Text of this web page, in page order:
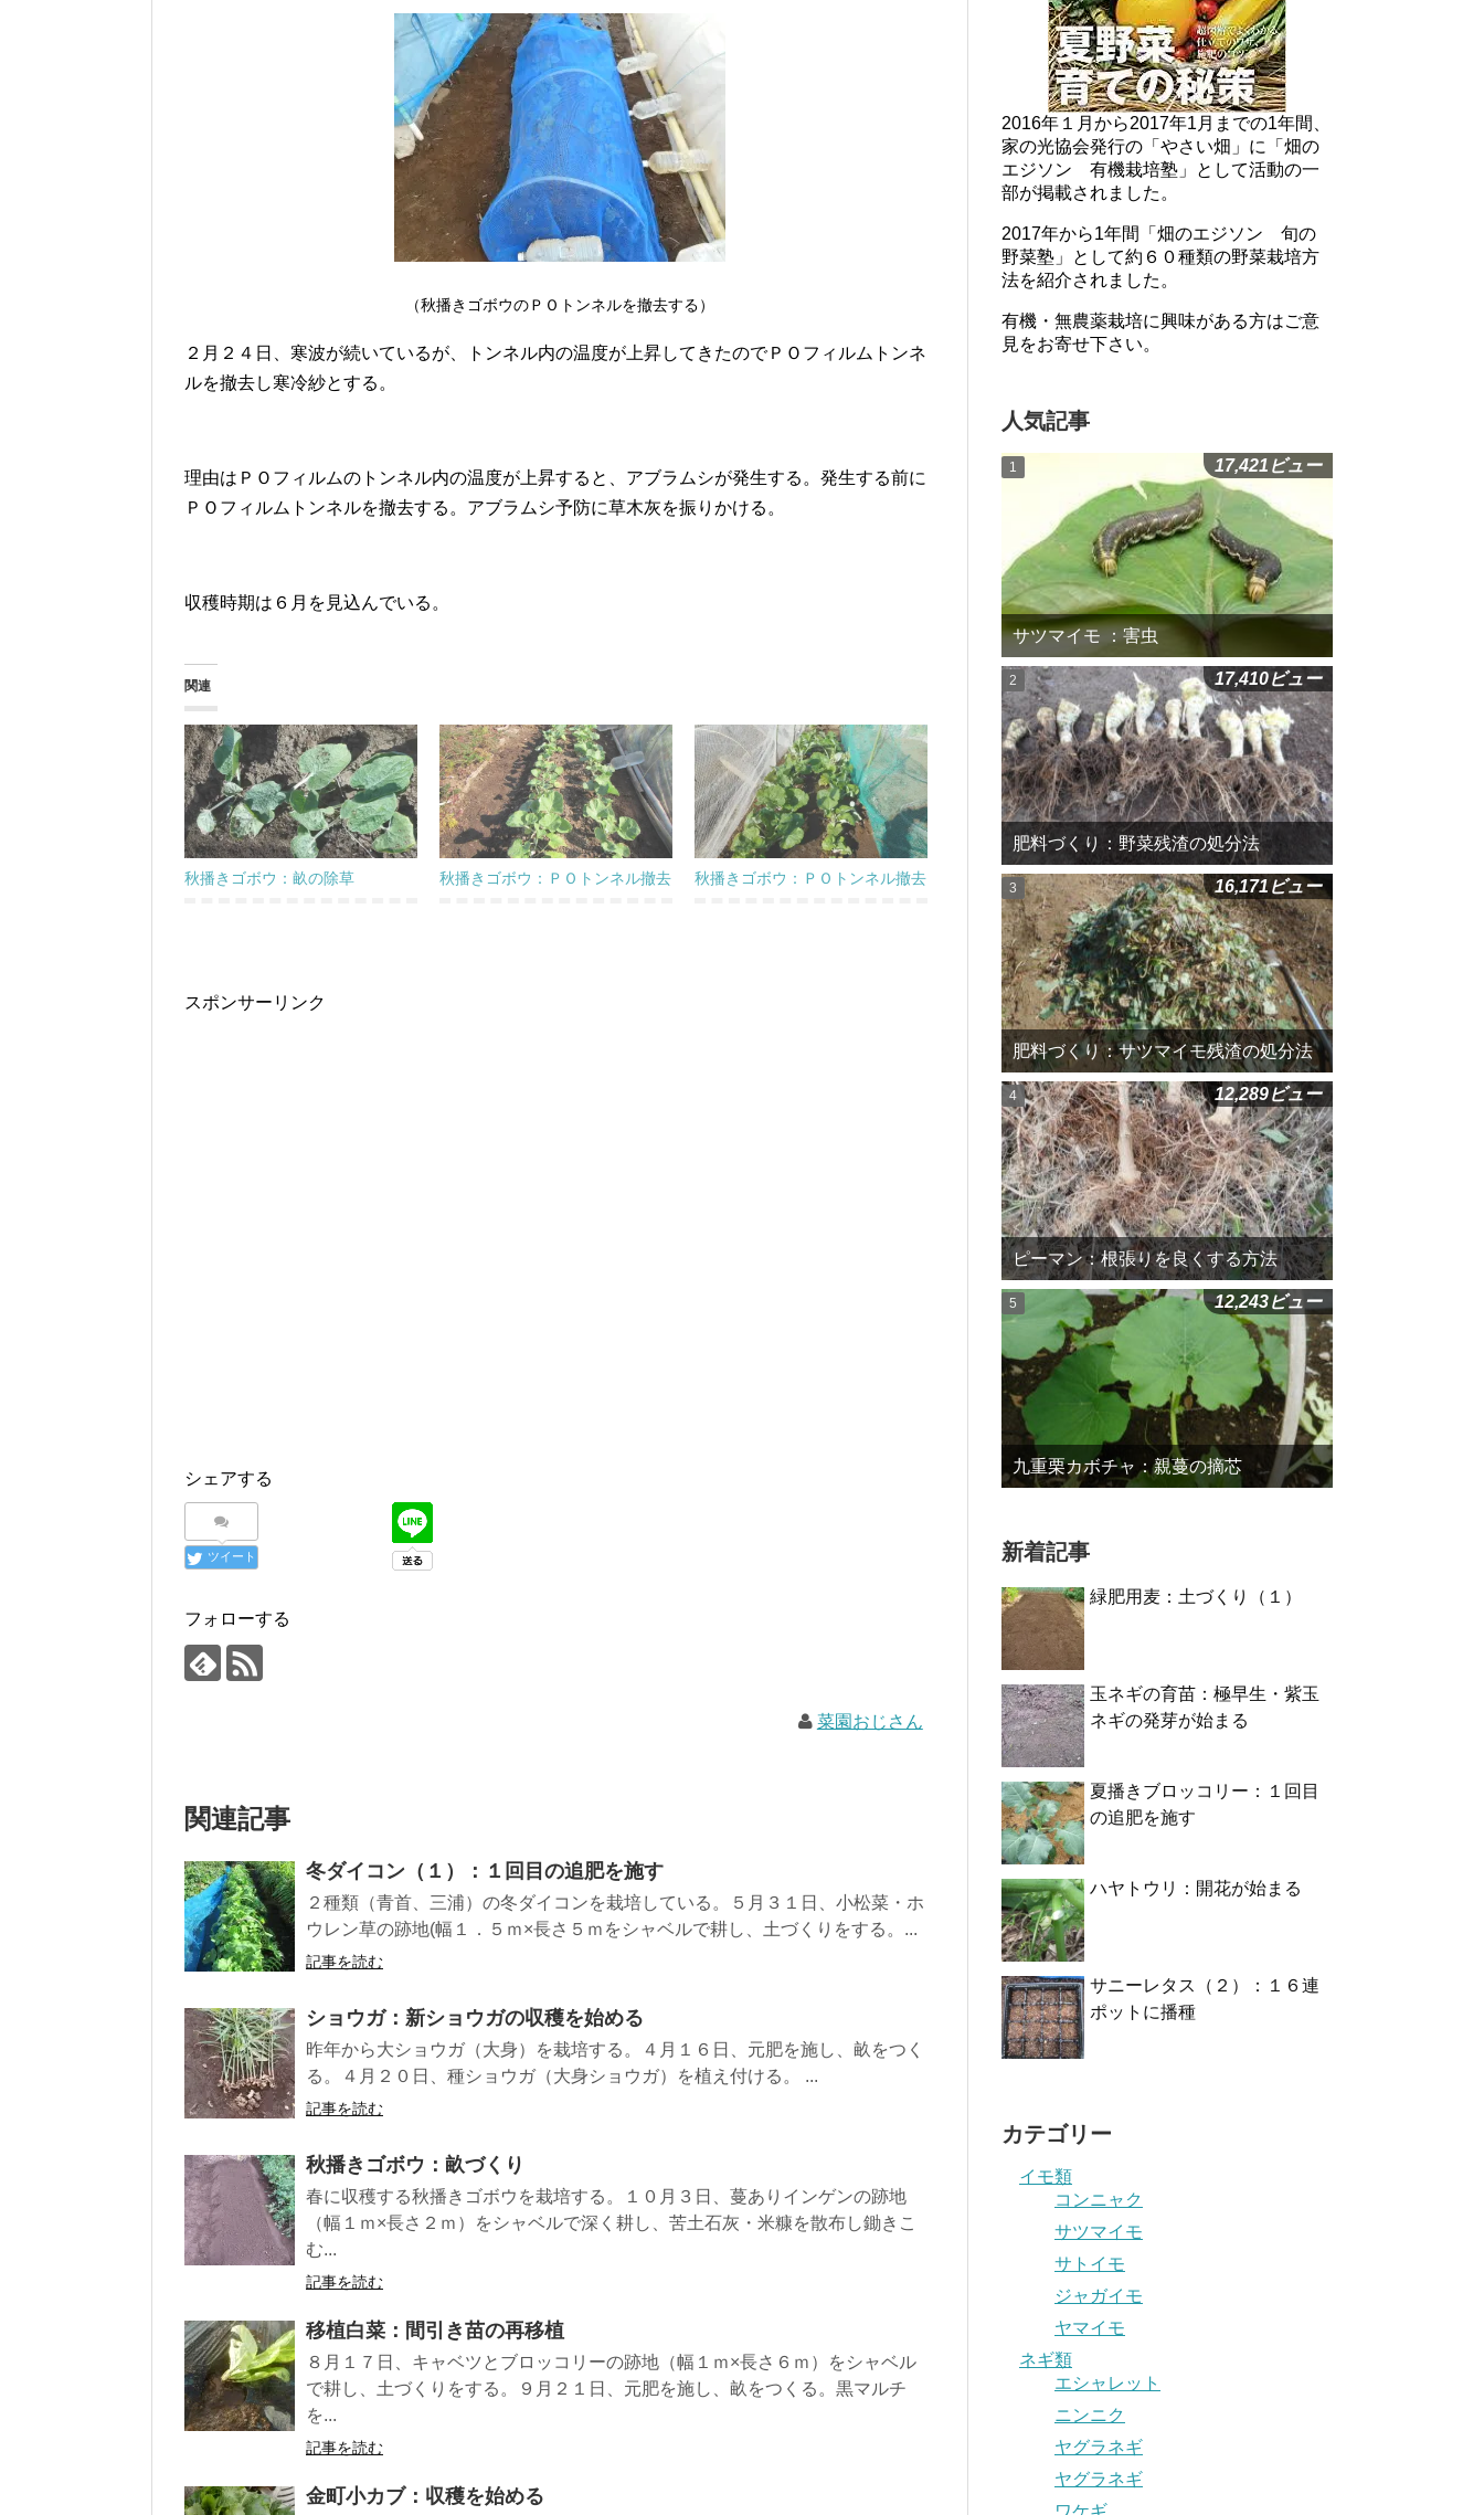
（秋播きゴボウのＰＯトンネルを撤去する）
２月２４日、寒波が続いているが、トンネル内の温度が上昇してきたのでＰＯフィルムトンネ
ルを撤去し寒冷紗とする。
理由はＰＯフィルムのトンネル内の温度が上昇すると、アブラムシが発生する。発生する前に
ＰＯフィルムトンネルを撤去する。アブラムシ予防に草木灰を振りかける。
収穫時期は６月を見込んでいる。
関連
秋播きゴボウ：畝の除草 秋播きゴボウ：ＰＯトンネル撤去 秋播きゴボウ：ＰＯトンネル撤去
スポンサーリンク
シェアする
ツイート
フォローする
菜園おじさん
関連記事
冬ダイコン（１）：１回目の追肥を施す
２種類（青首、三浦）の冬ダイコンを栽培している。５月３１日、小松菜・ホ
ウレン草の跡地(幅１．５ｍ×長さ５ｍをシャベルで耕し、土づくりをする。...
記事を読む
ショウガ：新ショウガの収穫を始める
昨年から大ショウガ（大身）を栽培する。４月１６日、元肥を施し、畝をつく
る。４月２０日、種ショウガ（大身ショウガ）を植え付ける。 ...
記事を読む
秋播きゴボウ：畝づくり
春に収穫する秋播きゴボウを栽培する。１０月３日、蔓ありインゲンの跡地
（幅１ｍ×長さ２ｍ）をシャベルで深く耕し、苦土石灰・米糠を散布し鋤きこ
む...
記事を読む
移植白菜：間引き苗の再移植
８月１７日、キャベツとブロッコリーの跡地（幅１ｍ×長さ６ｍ）をシャベル
で耕し、土づくりをする。９月２１日、元肥を施し、畝をつくる。黒マルチ
を...
記事を読む
金町小カブ：収穫を始める
2016年１月から2017年1月までの1年間、
家の光協会発行の「やさい畑」に「畑の
エジソン 有機栽培塾」として活動の一
部が掲載されました。
2017年から1年間「畑のエジソン 旬の
野菜塾」として約６０種類の野菜栽培方
法を紹介されました。
有機・無農薬栽培に興味がある方はご意
見をお寄せ下さい。
人気記事
サツマイモ ：害虫
17,421ビュー
肥料づくり：野菜残渣の処分法
17,410ビュー
肥料づくり：サツマイモ残渣の処分法
16,171ビュー
ピーマン：根張りを良くする方法
12,289ビュー
九重栗カボチャ：親蔓の摘芯
12,243ビュー
新着記事
緑肥用麦：土づくり（１）
玉ネギの育苗：極早生・紫玉
ネギの発芽が始まる
夏播きブロッコリー：１回目
の追肥を施す
ハヤトウリ：開花が始まる
サニーレタス（２）：１６連
ポットに播種
カテゴリー
イモ類
コンニャク
サツマイモ
サトイモ
ジャガイモ
ヤマイモ
ネギ類
エシャレット
ニンニク
ヤグラネギ
ヤグラネギ
ワケギ